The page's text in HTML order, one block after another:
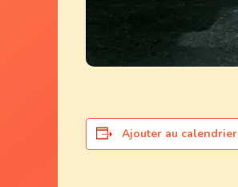
Ajouter au calendrier